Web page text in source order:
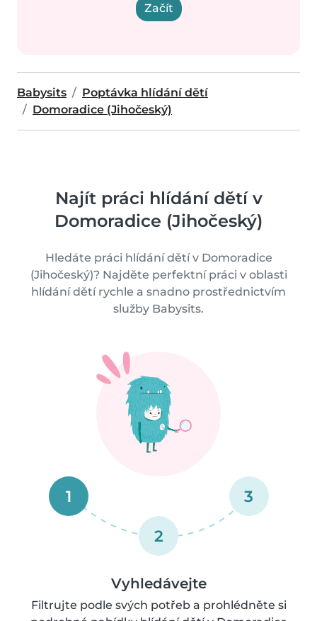
Začít
Babysits
Poptávka hlídání dětí
Domoradice (Jihočeský)
Najít práci hlídání dětí v
Domoradice (Jihočeský)
Hledáte práci hlídání dětí v Domoradice
(Jihočeský)? Najděte perfektní práci v oblasti
hlídání dětí rychle a snadno prostřednictvím
služby Babysits.
1
2
3
Vyhledávejte
Filtrujte podle svých potřeb a prohlédněte si